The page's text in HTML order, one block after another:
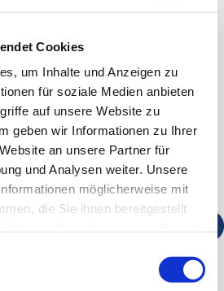
Cookies
um Inhalte und Anzeigen zu
für soziale Medien anbieten
auf unsere Website zu
geben wir Informationen zu Ihrer
an unsere Partner für
und Analysen weiter. Unsere
möglicherweise mit
die Sie ihnen bereitgestellt
Besigheim, Bahnhof
Weinstraße
74354 Besigheim
11:00 - 14:00 Uhr